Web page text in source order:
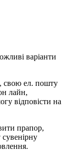
варіанти
свою ел. пошту
лайн,
відповісти на
прапор,